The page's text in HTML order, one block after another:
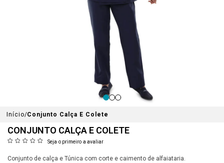
Início Conjunto Calça E Colete
CONJUNTO CALÇA E COLETE
Seja o primeiro a avaliar
Conjunto de calça e Túnica com corte e caimento de alfaiataria.